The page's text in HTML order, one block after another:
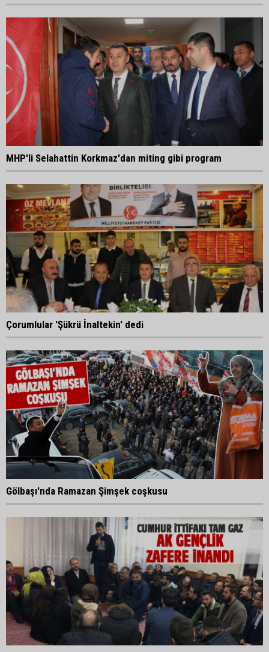
MHP'li Selahattin Korkmaz'dan miting gibi program
Çorumlular 'Şükrü İnaltekin' dedi
Gölbaşı'nda Ramazan Şimşek coşkusu